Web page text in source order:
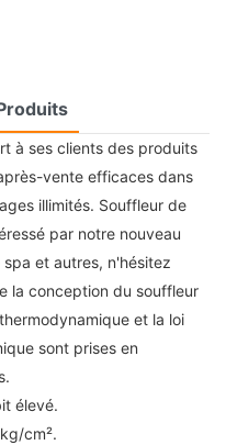
à ses clients des produits
vente efficaces dans
illimités. Souffleur de
par notre nouveau
et autres, n'hésitez
la conception du souffleur
et la loi
sont prises en
élevé.
cm².